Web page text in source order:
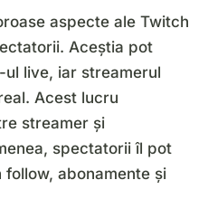
aspecte ale Twitch
Aceștia pot
live, iar streamerul
Acest lucru
streamer și
spectatorii îl pot
abonamente și